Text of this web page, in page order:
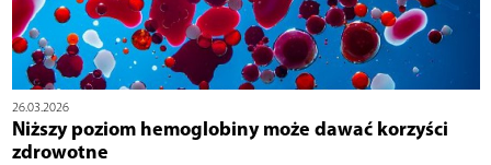
26.03.2026
Niższy poziom hemoglobiny może dawać korzyści
zdrowotne